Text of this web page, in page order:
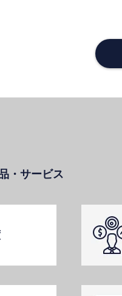
・サービス